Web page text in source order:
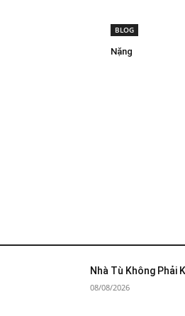
BLOG
Nặng
Nhà Tù Không Phải
08/08/2026